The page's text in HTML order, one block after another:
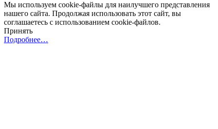
Мы используем cookie-файлы для наилучшего представления
нашего сайта. Продолжая использовать этот сайт, вы
соглашаетесь с использованием cookie-файлов.
Принять
Подробнее…